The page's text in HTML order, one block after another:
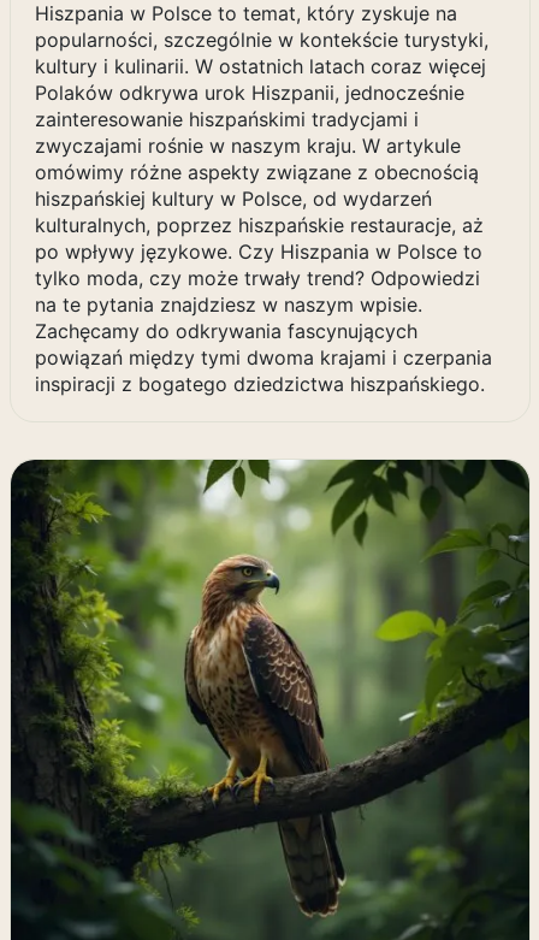
Hiszpania w Polsce to temat, który zyskuje na
popularności, szczególnie w kontekście turystyki,
kultury i kulinarii. W ostatnich latach coraz więcej
Polaków odkrywa urok Hiszpanii, jednocześnie
zainteresowanie hiszpańskimi tradycjami i
zwyczajami rośnie w naszym kraju. W artykule
omówimy różne aspekty związane z obecnością
hiszpańskiej kultury w Polsce, od wydarzeń
kulturalnych, poprzez hiszpańskie restauracje, aż
po wpływy językowe. Czy Hiszpania w Polsce to
tylko moda, czy może trwały trend? Odpowiedzi
na te pytania znajdziesz w naszym wpisie.
Zachęcamy do odkrywania fascynujących
powiązań między tymi dwoma krajami i czerpania
inspiracji z bogatego dziedzictwa hiszpańskiego.